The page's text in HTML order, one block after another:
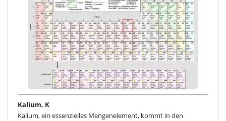
Kalium, K
Kalium, ein essenzielles Mengenelement, kommt in den